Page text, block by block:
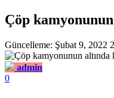
Çöp
Güncelleme: Şubat 9, 2022
admin
0